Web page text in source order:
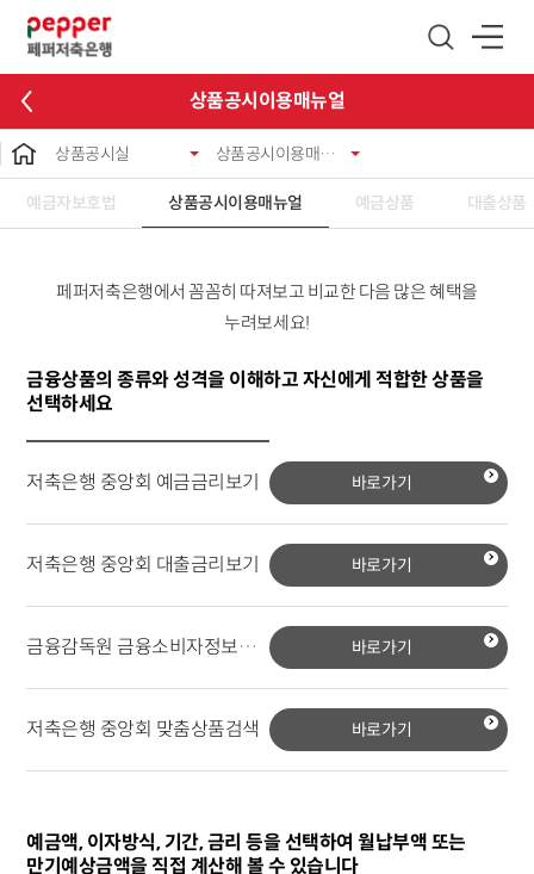
상품공시이용매뉴얼
상품공시실 상품공시이용매뉴얼
예금자보호법 상품공시이용매뉴얼 예금상품 대출상품
페퍼저축은행에서 꼼꼼히 따져보고 비교한 다음 많은 혜택을
누려보세요!
금융상품의 종류와 성격을 이해하고 자신에게 적합한 상품을
선택하세요
저축은행 중앙회 예금금리보기 바로가기
저축은행 중앙회 대출금리보기 바로가기
금융감독원 금융소비자정보포털시스템 바로가기
저축은행 중앙회 맞춤상품검색 바로가기
예금액, 이자방식, 기간, 금리 등을 선택하여 월납부액 또는
만기예상금액을 직접 계산해 볼 수 있습니다